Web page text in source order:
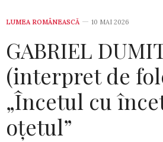
LUMEA ROMÂNEASCĂ 10 MAI 2026
GABRIEL
(interpret de
„Încetul cu
oțetul”